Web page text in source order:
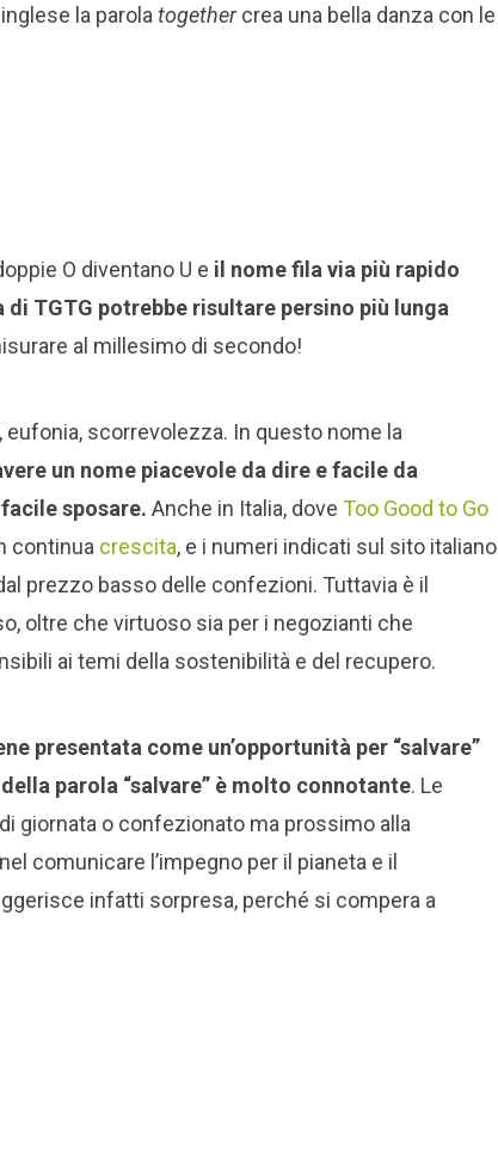
la parola togethercrea una bella danza con le
O diventano U e il nome fila via più rapido
TGTG potrebbe risultare persino più lunga
al millesimo di secondo!
scorrevolezza. In questo nome la
un nome piacevole da dire e facile da
sposare. Anche in Italia, dove Too Good to Go
continua crescita, e i numeri indicati sul sito italiano
prezzo basso delle confezioni. Tuttavia è il
oltre che virtuoso sia per i negozianti che
ai temi della sostenibilità e del recupero.
presentata come un’opportunità per “salvare”
parola “salvare” è molto connotante. Le
giornata o confezionato ma prossimo alla
comunicare l’impegno per il pianeta e il
infatti sorpresa, perché si compera a